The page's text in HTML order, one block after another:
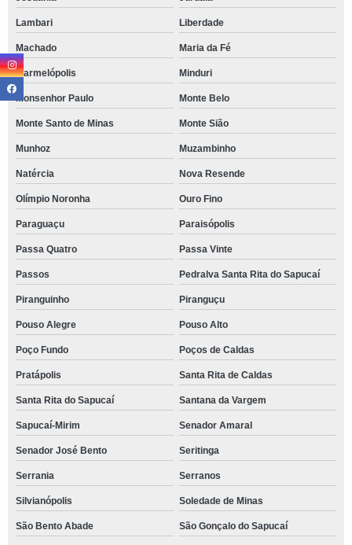
Lambari Liberdade
Machado Maria da Fé
Marmelópolis Minduri
Monsenhor Paulo Monte Belo
Monte Santo de Minas Monte Sião
Munhoz Muzambinho
Natércia Nova Resende
Olímpio Noronha Ouro Fino
Paraguaçu Paraisópolis
Passa Quatro Passa Vinte
Passos Pedralva Santa Rita do Sapucaí
Piranguinho Piranguçu
Pouso Alegre Pouso Alto
Poço Fundo Poços de Caldas
Pratápolis Santa Rita de Caldas
Santa Rita do Sapucaí Santana da Vargem
Sapucaí-Mirim Senador Amaral
Senador José Bento Seritinga
Serrania Serranos
Silvianópolis Soledade de Minas
São Bento Abade São Gonçalo do Sapucaí